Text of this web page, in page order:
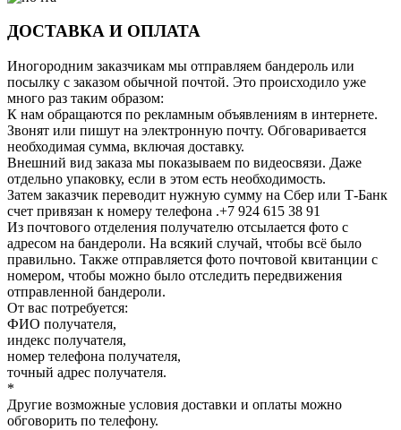
ДОСТАВКА И ОПЛАТА
Иногородним заказчикам мы отправляем бандероль или
посылку с заказом обычной почтой. Это происходило уже
много раз таким образом:
К нам обращаются по рекламным объявлениям в интернете.
Звонят или пишут на электронную почту. Обговаривается
необходимая сумма, включая доставку.
Внешний вид заказа мы показываем по видеосвязи. Даже
отдельно упаковку, если в этом есть необходимость.
Затем заказчик переводит нужную сумму на Сбер или Т-Банк
счет привязан к номеру телефона .+7 924 615 38 91
Из почтового отделения получателю отсылается фото с
адресом на бандероли. На всякий случай, чтобы всё было
правильно. Также отправляется фото почтовой квитанции с
номером, чтобы можно было отследить передвижения
отправленной бандероли.
От вас потребуется:
ФИО получателя,
индекс получателя,
номер телефона получателя,
точный адрес получателя.
*
Другие возможные условия доставки и оплаты можно
обговорить по телефону.